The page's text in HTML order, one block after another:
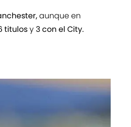
aunque en
titulosy 3 con el City.